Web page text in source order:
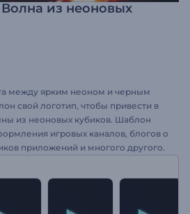
из неоновых
между ярким неоном и черным
свой логотип, чтобы привести в
из неоновых кубиков. Шаблон
игровых каналов, блогов о
приложений и многого другого.